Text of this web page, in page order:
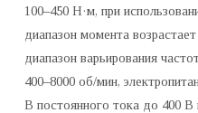
100–450 Н·м, при
диапазон момента
диапазон варьирования
400–8000 об/мин,
В постоянного тока до 400 В